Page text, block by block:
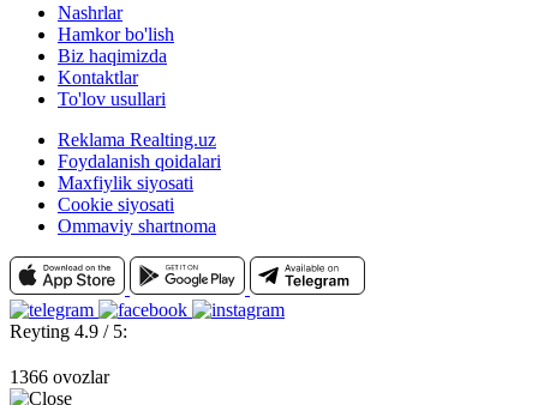
Nashrlar
Hamkor bo'lish
Biz haqimizda
Kontaktlar
To'lov usullari
Reklama Realting.uz
Foydalanish qoidalari
Maxfiylik siyosati
Cookie siyosati
Ommaviy shartnoma
Reyting 4.9 / 5:
1366 ovozlar